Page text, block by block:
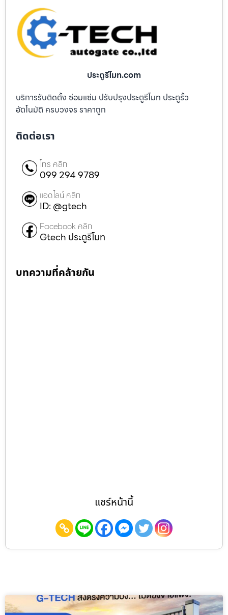
ประตูรีโมท.com
บริการรับติดตั้ง ซ่อมแซ่ม ปรับปรุงประตูรีโมท ประตูรั้ว
อัตโนมัติ ครบวงจร ราคาถูก
ติดต่อเรา
โทร คลิก
099 294 9789
แอดไลน์ คลิก
ID: @gtech
Facebook คลิก
Gtech ประตูรีโมท
บทความที่คล้ายกัน
แชร์หน้านี้